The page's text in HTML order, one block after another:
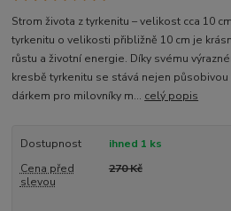
Strom života z tyrkenitu – velikost cca 10
tyrkenitu o velikosti přibližně 10 cm je
růstu a životní energie. Díky svému
kresbě tyrkenitu se stává nejen
dárkem pro milovníky m... celý popis
Dostupnost
ihned 1 ks
Cena před
slevou
270 Kč